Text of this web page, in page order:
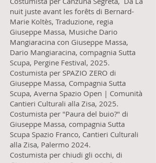
nuit juste avant les forêts di Bernard-
Marie Koltès, Traduzione, regia
Giuseppe Massa, Musiche Dario
Mangiaracina con Giuseppe Massa,
Dario Mangiaracina, compagnia Sutta
Scupa, Pergine Festival, 2025.
Costumista per SPAZIO ZERO di
Giuseppe Massa, Compagnia Sutta
Scupa, Averna Spazio Open | Comunità
Cantieri Culturali alla Zisa, 2025.
Costumista per "Paura del buio?" di
Giuseppe Massa, compagnia Sutta
Scupa Spazio Franco, Cantieri Culturali
alla Zisa, Palermo 2024.
Costumista per chiudi gli occhi, di